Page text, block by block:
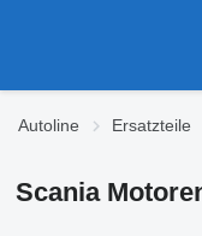
Autoline Ersatzteile
Scania